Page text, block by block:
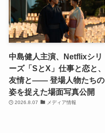
中島健人主演、Netflixシリ
ーズ「SとX」仕事と恋と、
友情と―― 登場人物たちの
姿を捉えた場面写真公開
2026.8.07 メディア情報